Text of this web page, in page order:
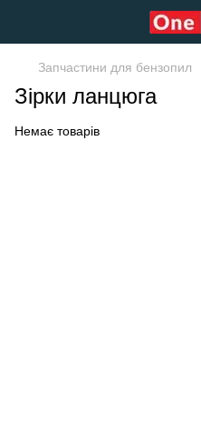
Запчастини для бензопил
Зірки ланцюга
Немає товарів